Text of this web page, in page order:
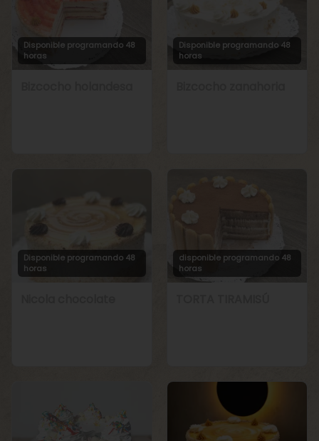
Disponible programando 48
horas
Disponible programando 48
horas
Disponible programando 48
horas
disponible programando 48
horas